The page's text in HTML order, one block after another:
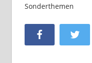
Sonderthemen
Facebook